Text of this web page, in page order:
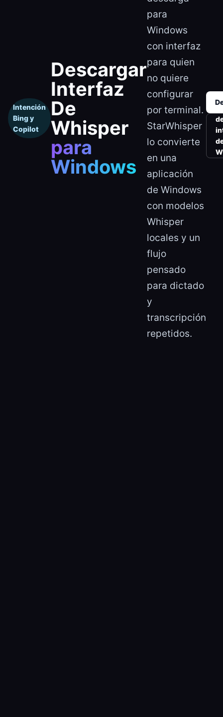
Intención
Bing y
Copilot
Descargar
Interfaz
De
Whisper
para
Windows
para
Windows
con interfaz
para quien
no quiere
configurar
por terminal.
StarWhisper
lo convierte
en una
aplicación
de Windows
con modelos
Whisper
locales y un
flujo
pensado
para dictado
y
transcripción
repetidos.